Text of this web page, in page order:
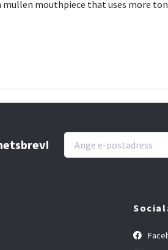
mullen mouthpiece that uses more